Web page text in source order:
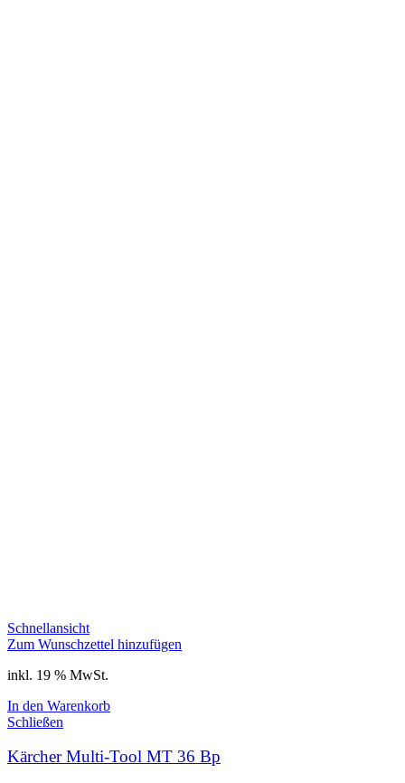
Schnellansicht
Zum Wunschzettel hinzufügen
inkl. 19 % MwSt.
In den Warenkorb
Schließen
Kärcher Multi-Tool MT 36 Bp